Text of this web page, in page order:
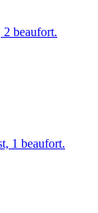
beaufort.
1 beaufort.